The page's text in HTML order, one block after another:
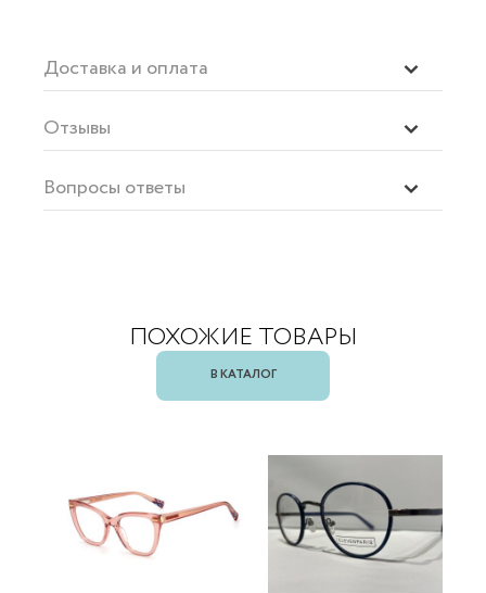
Доставка и оплата
Отзывы
Вопросы ответы
ПОХОЖИЕ ТОВАРЫ
В КАТАЛОГ